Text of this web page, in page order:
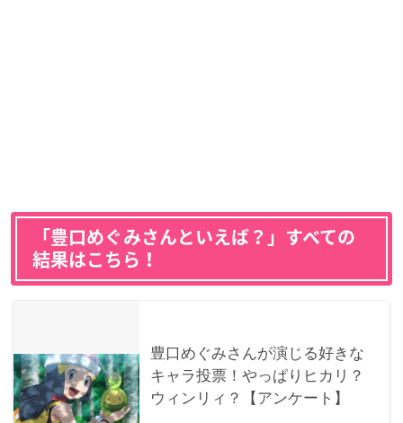
「豊口めぐみさんといえば？」すべての
結果はこちら！